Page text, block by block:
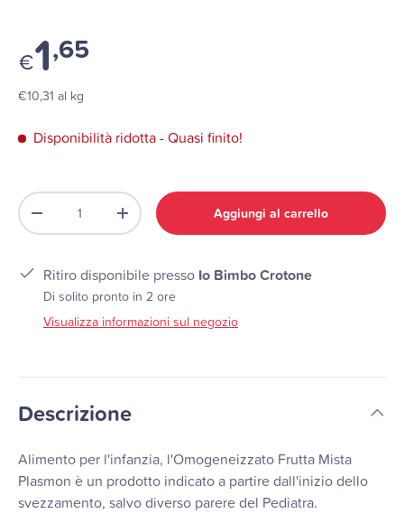
€1,65
€10,31 al kg
Disponibilità ridotta- Quasi finito!
Q.tà
+ Aggiungi al carrello
Ritiro disponibile presso Io Bimbo Crotone
Di solito pronto in 2 ore
Visualizza informazioni sul negozio
Descrizione
Alimento per l'infanzia, l'Omogeneizzato Frutta Mista
Plasmon è un prodotto indicato a partire dall'inizio dello
svezzamento, salvo diverso parere del Pediatra.